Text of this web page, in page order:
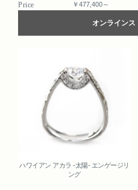
Price ￥477,400～
オンラインス
ハワイアン アカラ -太陽- エンゲージリ
ング